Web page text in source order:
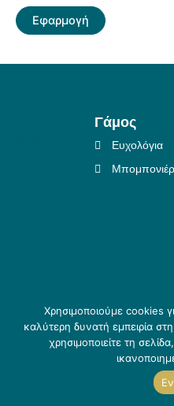
Εφαρμογή
Γάμος
Ευχολόγια
Copyright ©
2026 Idea
Crafted
by
Χρησιμοποιούμε cookies
καλύτερη δυνατή εμπειρία
χρησιμοποιείτε τη